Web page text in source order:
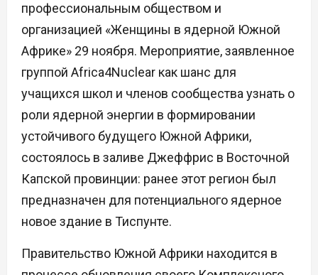
профессиональным обществом и
организацией «Женщины в ядерной Южной
Африке» 29 ноября. Мероприятие, заявленное
группой Africa4Nuclear как шанс для
учащихся школ и членов сообщества узнать о
роли ядерной энергии в формировании
устойчивого будущего Южной Африки,
состоялось в заливе Джеффрис в Восточной
Капской провинции: ранее этот регион был
предназначен для потенциального ядерное
новое здание в Тиспунте.
Правительство Южной Африки находится в